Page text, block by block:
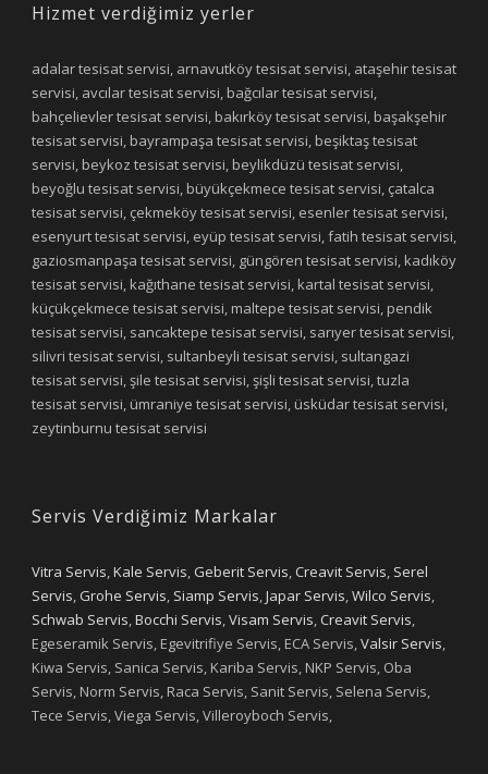
Hizmet verdiğimiz yerler
adalar tesisat servisi, arnavutköy tesisat servisi, ataşehir tesisat
servisi, avcılar tesisat servisi, bağcılar tesisat servisi,
bahçelievler tesisat servisi, bakırköy tesisat servisi, başakşehir
tesisat servisi, bayrampaşa tesisat servisi, beşiktaş tesisat
servisi, beykoz tesisat servisi, beylikdüzü tesisat servisi,
beyoğlu tesisat servisi, büyükçekmece tesisat servisi, çatalca
tesisat servisi, çekmeköy tesisat servisi, esenler tesisat servisi,
esenyurt tesisat servisi, eyüp tesisat servisi, fatih tesisat servisi,
gaziosmanpaşa tesisat servisi, güngören tesisat servisi, kadıköy
tesisat servisi, kağıthane tesisat servisi, kartal tesisat servisi,
küçükçekmece tesisat servisi, maltepe tesisat servisi, pendik
tesisat servisi, sancaktepe tesisat servisi, sarıyer tesisat servisi,
silivri tesisat servisi, sultanbeyli tesisat servisi, sultangazi
tesisat servisi, şile tesisat servisi, şişli tesisat servisi, tuzla
tesisat servisi, ümraniye tesisat servisi, üsküdar tesisat servisi,
zeytinburnu tesisat servisi
Servis Verdiğimiz Markalar
Vitra Servis,Kale Servis, Geberit Servis,Creavit Servis, Serel
Servis, Grohe Servis, Siamp Servis,Japar Servis,Wilco Servis,
Schwab Servis,Bocchi Servis,Visam Servis,Creavit Servis,
Egeseramik Servis, Egevitrifiye Servis, ECA Servis,Valsir Servis,
Kiwa Servis, Sanica Servis, Kariba Servis, NKP Servis, Oba
Servis, Norm Servis, Raca Servis, Sanit Servis, Selena Servis,
Tece Servis, Viega Servis, Villeroyboch Servis,